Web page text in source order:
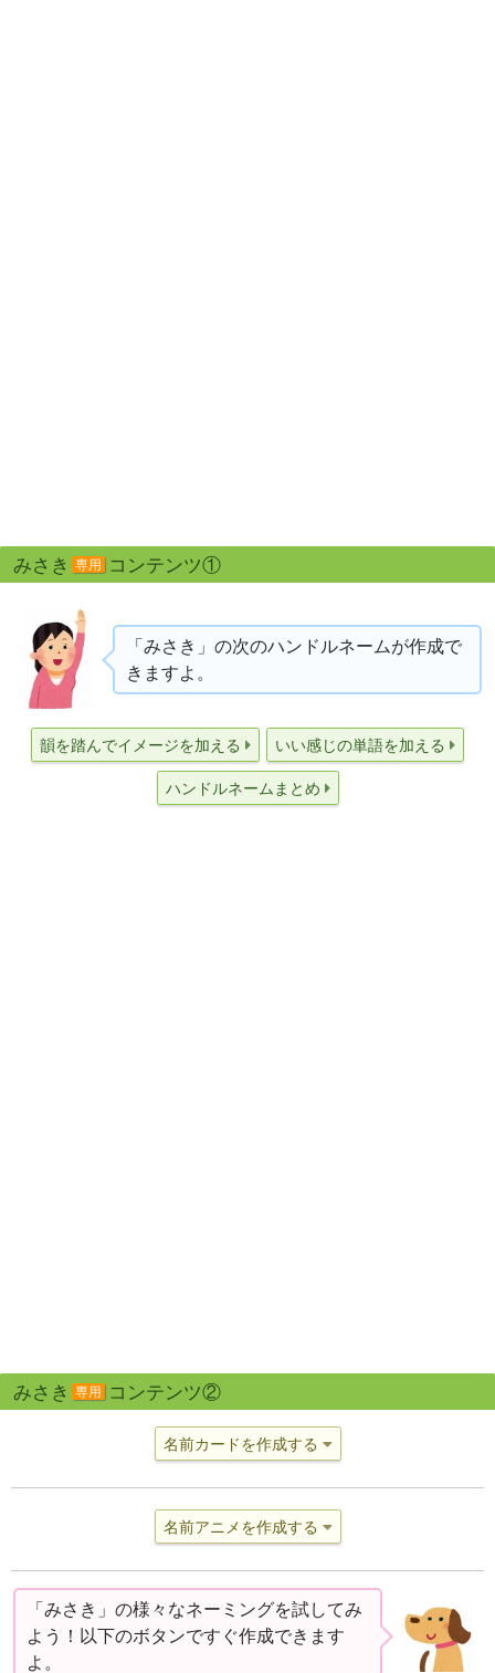
みさき 専用 コンテンツ①
「みさき」の次のハンドルネームが作成で
きますよ。
韻を踏んでイメージを加える いい感じの単語を加える
ハンドルネームまとめ
みさき 専用 コンテンツ②
名前カードを作成する
名前アニメを作成する
「みさき」の様々なネーミングを試してみ
よう！以下のボタンですぐ作成できます
よ。